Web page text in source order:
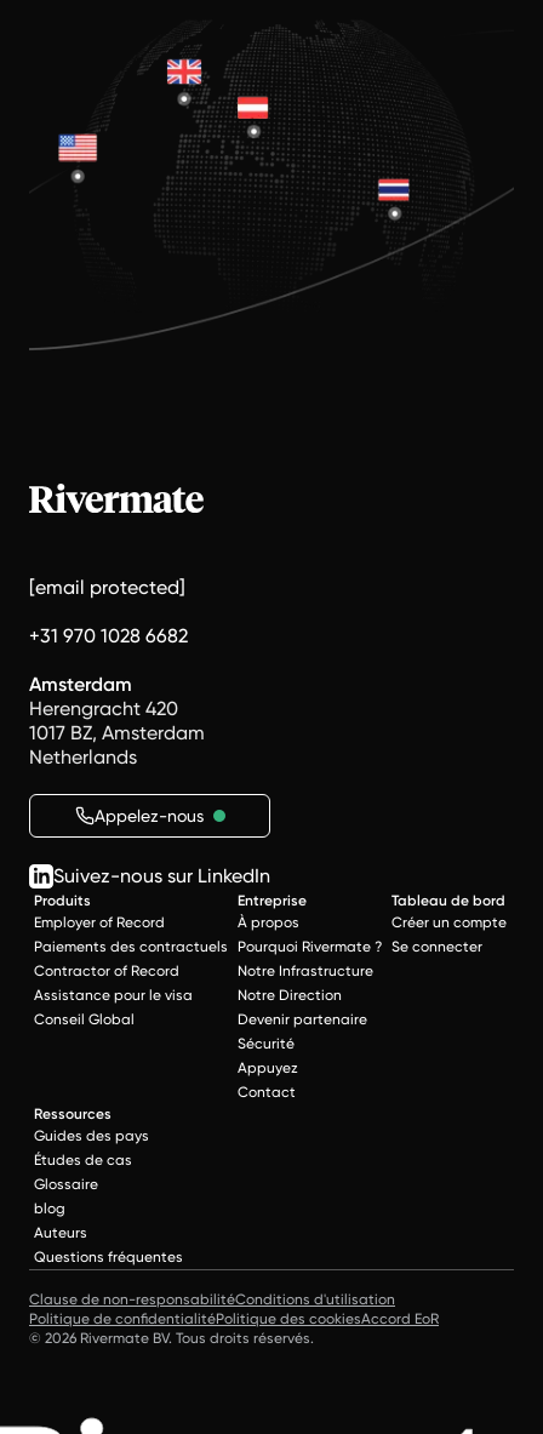
[email protected]
+31 970 1028 6682
Amsterdam
Herengracht 420
1017 BZ, Amsterdam
Netherlands
Appelez-nous
Suivez-nous sur LinkedIn
Produits
Employer of Record
Paiements des contractuels
Contractor of Record
Assistance pour le visa
Conseil Global
Entreprise
À propos
Pourquoi Rivermate ?
Notre Infrastructure
Notre Direction
Devenir partenaire
Sécurité
Appuyez
Contact
Tableau de bord
Créer un compte
Se connecter
Ressources
Guides des pays
Études de cas
Glossaire
blog
Auteurs
Questions fréquentes
Clause de non-responsabilitéConditions d'utilisation
Politique de confidentialitéPolitique des cookiesAccord EoR
© 2026 Rivermate BV. Tous droits réservés.